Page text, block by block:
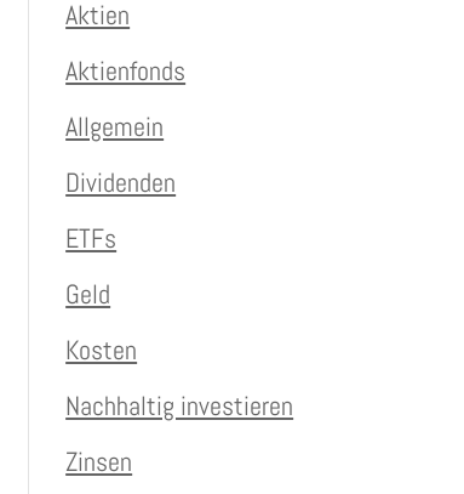
Aktien
Aktienfonds
Allgemein
Dividenden
ETFs
Geld
Kosten
Nachhaltig investieren
Zinsen